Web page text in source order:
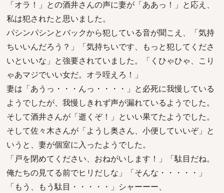
「オラ！」との酒井さんの声に妻が「ああっ！」と応え、
私は犯されたと思いました。
パシンパシンとバックから犯している音が聞こえ、「気持
ちいいんだろう？」「気持ちいです、もっと犯してくださ
いといいな」と強要されていました。「くひゃひゃ、こり
ゃあマジでいい女だ。オラ咥えろ！」
妻は「あうっ・・・んっ・・・・」と必死に我慢している
ようでしたが、我慢しきれず声が漏れているようでした。
そして酒井さんが「逝くぞ！」といい果てたようでした。
そして佐々木さんが「ようし奥さん、小便していいぞ」と
いうと、妻が個室に入ったようでした。
「戸を閉めてください、おねがいします！」「駄目だね。
俺たちの見てる前でヒリだしな」「そんな・・・・・」
「もう、もう駄目・・・・・」シャーーー、